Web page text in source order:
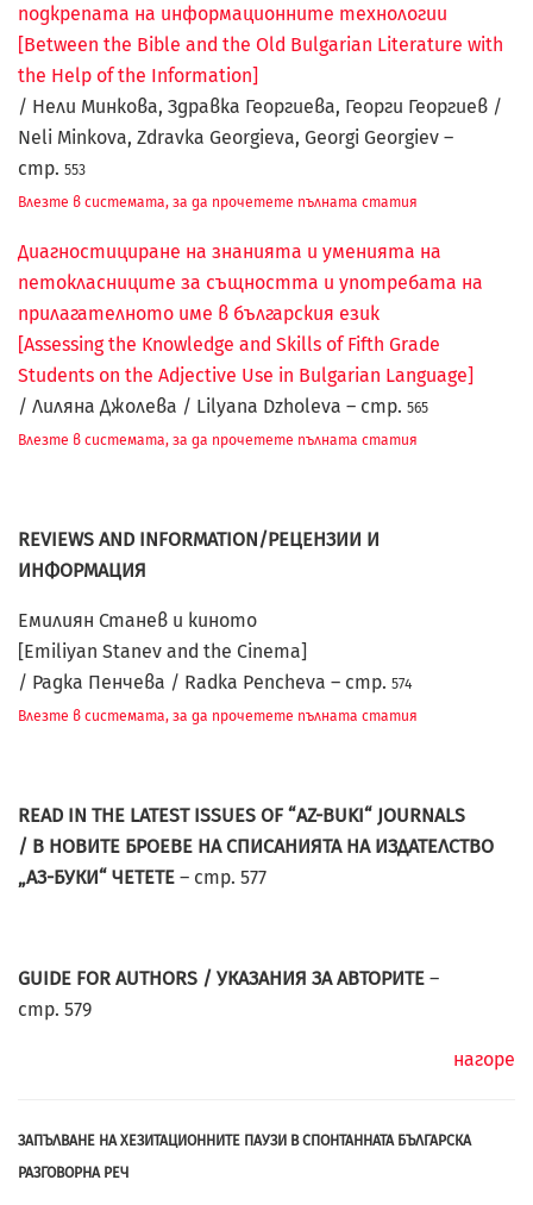
подкрепата на информационните технологии
[Between the Bible and the Old Bulgarian Literature with
the Help of the Information]
/ Нели Минкова, Здравка Георгиева, Георги Георгиев /
Neli Minkova, Zdravka Georgieva, Georgi Georgiev –
стр. 553
Влезте в системата, за да прочетете пълната статия
Диагностициране на знанията и уменията на
петокласниците за същността и употребата на
прилагателното име в българския език
[Assessing the Knowledge and Skills of Fifth Grade
Students on the Adjective Use in Bulgarian Language]
/ Лиляна Джолева / Lilyana Dzholeva – стр. 565
Влезте в системата, за да прочетете пълната статия
REVIEWS AND INFORMATION/РЕЦЕНЗИИ И
ИНФОРМАЦИЯ
Емилиян Станев и киното
[Emiliyan Stanev and the Cinema]
/ Радка Пенчева / Radka Pencheva – стр. 574
Влезте в системата, за да прочетете пълната статия
READ IN THE LATEST ISSUES OF “AZ-BUKI“ JOURNALS
/ В НОВИТЕ БРОЕВЕ НА СПИСАНИЯТА НА ИЗДАТЕЛСТВО
„АЗ-БУКИ“ ЧЕТЕТЕ – стр. 577
GUIDE FOR AUTHORS / УКАЗАНИЯ ЗА АВТОРИТЕ –
стр. 579
нагоре
ЗАПЪЛВАНЕ НА ХЕЗИТАЦИОННИТЕ ПАУЗИ В СПОНТАННАТА БЪЛГАРСКА
РАЗГОВОРНА РЕЧ